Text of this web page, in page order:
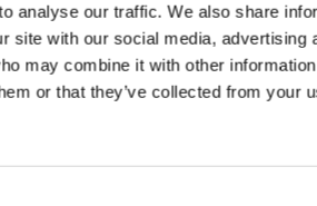
analyse our traffic. We also share
site with our social media, advertising
may combine it with other
or that they’ve collected from your
cliniques